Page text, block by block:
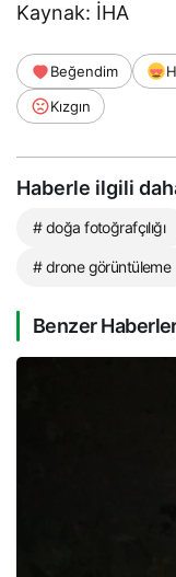
Kaynak: İHA
Beğendim
Kızgın
Haberle ilgili
# doğa fotoğrafçılığı
# drone görüntüleme
Benzer